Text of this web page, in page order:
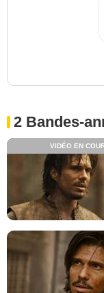
2 Bandes-
VIDÉO EN